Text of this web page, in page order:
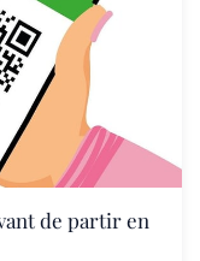
de partir en